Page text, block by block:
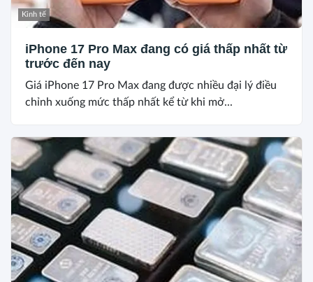
Kinh tế
iPhone 17 Pro Max đang có giá thấp nhất từ
trước đến nay
Giá iPhone 17 Pro Max đang được nhiều đại lý điều
chỉnh xuống mức thấp nhất kể từ khi mở...